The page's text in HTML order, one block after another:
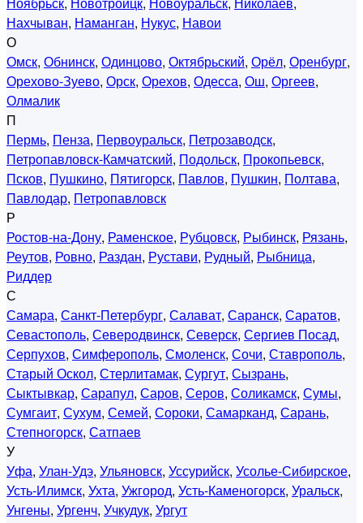
Нахчыван, Наманган, Нукус, Навои
О
Омск, Обнинск, Одинцово, Октябрьский, Орёл, Оренбург,
Орехово-Зуево, Орск, Орехов, Одесса, Ош, Оргеев,
Олмалик
П
Пермь, Пенза, Первоуральск, Петрозаводск,
Петропавловск-Камчатский, Подольск, Прокопьевск,
Псков, Пушкино, Пятигорск, Павлов, Пушкин, Полтава,
Павлодар, Петропавловск
Р
Ростов-на-Дону, Раменское, Рубцовск, Рыбинск, Рязань,
Реутов, Ровно, Раздан, Рустави, Рудный, Рыбница,
Риддер
С
Самара, Санкт-Петербург, Салават, Саранск, Саратов,
Севастополь, Северодвинск, Северск, Сергиев Посад,
Серпухов, Симферополь, Смоленск, Сочи, Ставрополь,
Старый Оскол, Стерлитамак, Сургут, Сызрань,
Сыктывкар, Сарапул, Саров, Серов, Соликамск, Сумы,
Сумгаит, Сухум, Семей, Сороки, Самарканд, Сарань,
Степногорск, Сатпаев
У
Уфа, Улан-Удэ, Ульяновск, Уссурийск, Усолье-Сибирское,
Усть-Илимск, Ухта, Ужгород, Усть-Каменогорск, Уральск,
Унгены, Ургенч, Учкудук, Ургут